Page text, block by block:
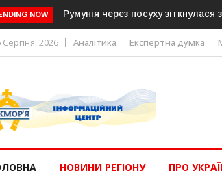
NOW
споживання та рятує роботу АЕСЛатвія
Серпня, 2026 Аналітика Експертна думка
НОВИНИ РЕГІОНУ ПРО